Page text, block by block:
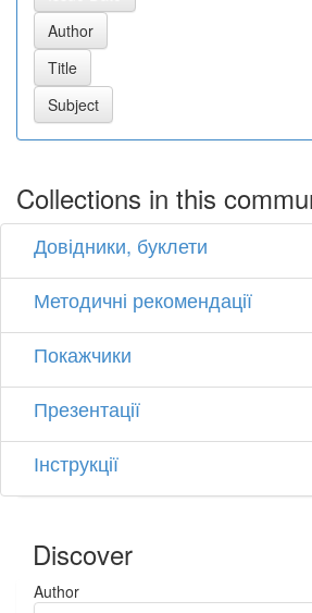
Collections in this
Довідники, буклети
Методичні рекомендації
Покажчики
Презентації
Інструкції
Discover
Author